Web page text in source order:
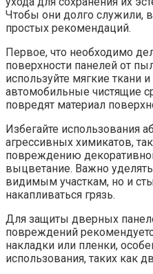
Чтобы они долго служили,
простых рекомендаций.
Первое, что необходимо
поверхности панелей от
используйте мягкие ткани
автомобильные чистящие
повредят материал
Избегайте использования
агрессивных химикатов,
повреждению
выцветание. Важно
видимым участкам, но и
накапливаться грязь.
Для защиты дверных
повреждений
накладки или пленки,
использования, таких как